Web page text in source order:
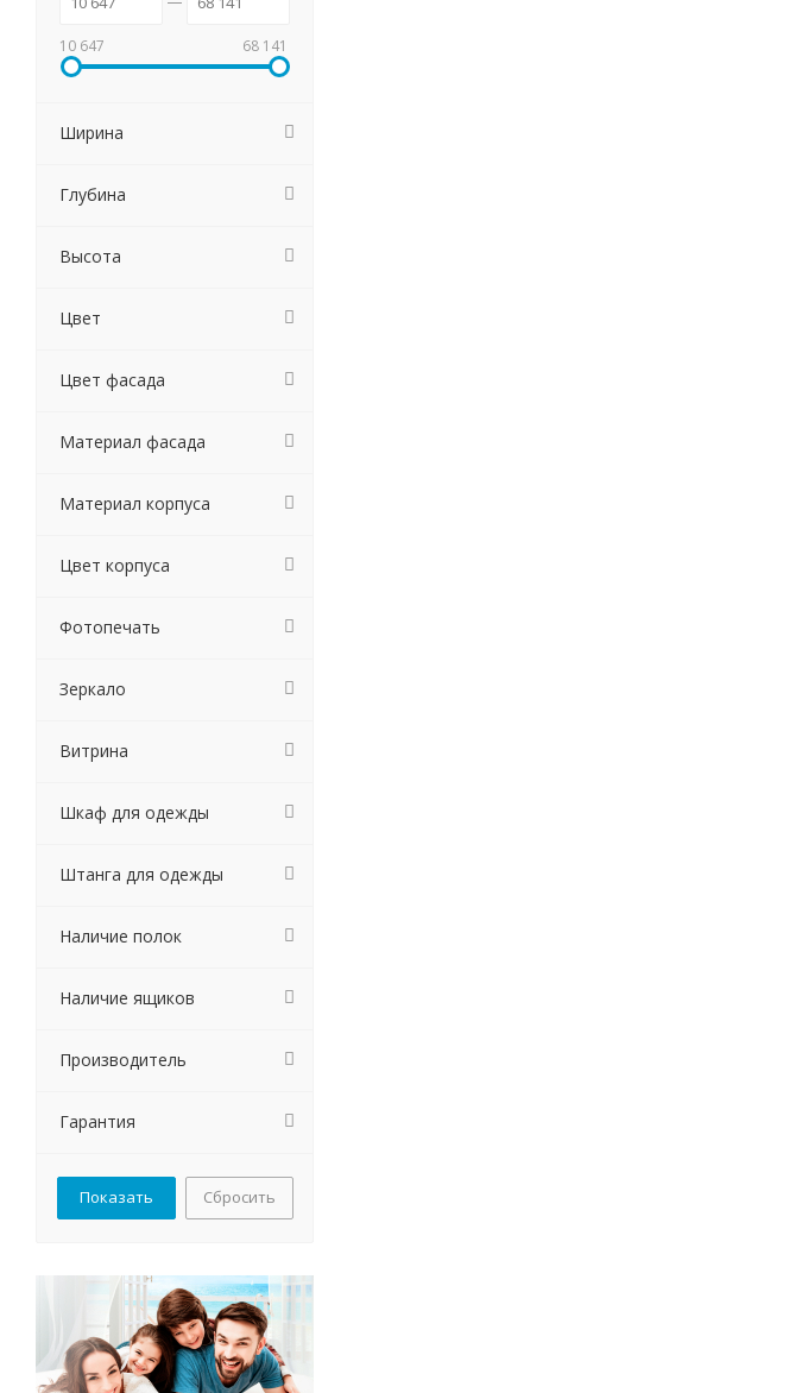
10 647 68 141
Ширина
Глубина
Высота
Цвет
Цвет фасада
Материал фасада
Материал корпуса
Цвет корпуса
Фотопечать
Зеркало
Витрина
Шкаф для одежды
Штанга для одежды
Наличие полок
Наличие ящиков
Производитель
Гарантия
Сбросить